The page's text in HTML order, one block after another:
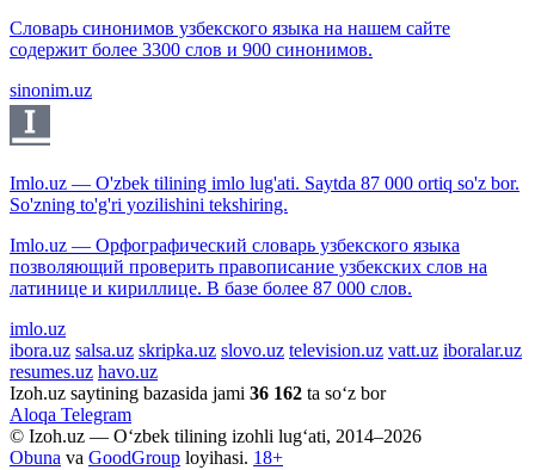
Словарь синонимов узбекского языка на нашем сайте
содержит более 3300 слов и 900 синонимов.
sinonim.uz
Imlo.uz — O'zbek tilining imlo lug'ati. Saytda 87 000 ortiq so'z bor.
So'zning to'g'ri yozilishini tekshiring.
Imlo.uz — Орфографический словарь узбекского языка
позволяющий проверить правописание узбекских слов на
латинице и кириллице. В базе более 87 000 слов.
imlo.uz
ibora.uz salsa.uz skripka.uz slovo.uz television.uz vatt.uz iboralar.uz
resumes.uz havo.uz
Izoh.uz saytining bazasida jami 36 162 ta so‘z bor
Aloqa Telegram
© Izoh.uz — O‘zbek tilining izohli lug‘ati, 2014–2026
Obuna va GoodGroup loyihasi. 18+